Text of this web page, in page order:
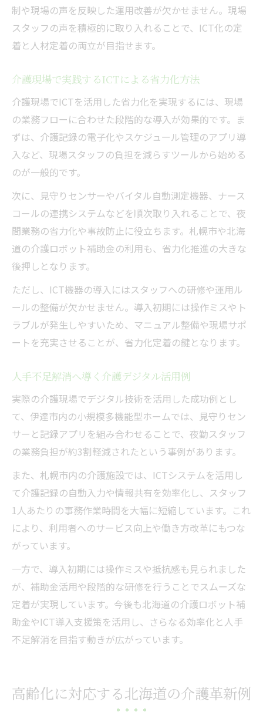
制や現場の声を反映した運用改善が欠かせません。現場
スタッフの声を積極的に取り入れることで、ICT化の定
着と人材定着の両立が目指せます。
介護現場で実践するICTによる省力化方法
介護現場でICTを活用した省力化を実現するには、現場
の業務フローに合わせた段階的な導入が効果的です。ま
ずは、介護記録の電子化やスケジュール管理のアプリ導
入など、現場スタッフの負担を減らすツールから始める
のが一般的です。
次に、見守りセンサーやバイタル自動測定機器、ナース
コールの連携システムなどを順次取り入れることで、夜
間業務の省力化や事故防止に役立ちます。札幌市や北海
道の介護ロボット補助金の利用も、省力化推進の大きな
後押しとなります。
ただし、ICT機器の導入にはスタッフへの研修や運用ル
ールの整備が欠かせません。導入初期には操作ミスやト
ラブルが発生しやすいため、マニュアル整備や現場サポ
ートを充実させることが、省力化定着の鍵となります。
人手不足解消へ導く介護デジタル活用例
実際の介護現場でデジタル技術を活用した成功例とし
て、伊達市内の小規模多機能型ホームでは、見守りセン
サーと記録アプリを組み合わせることで、夜勤スタッフ
の業務負担が約3割軽減されたという事例があります。
また、札幌市内の介護施設では、ICTシステムを活用し
て介護記録の自動入力や情報共有を効率化し、スタッフ
1人あたりの事務作業時間を大幅に短縮しています。これ
により、利用者へのサービス向上や働き方改革にもつな
がっています。
一方で、導入初期には操作ミスや抵抗感も見られました
が、補助金活用や段階的な研修を行うことでスムーズな
定着が実現しています。今後も北海道の介護ロボット補
助金やICT導入支援策を活用し、さらなる効率化と人手
不足解消を目指す動きが広がっています。
高齢化に対応する北海道の介護革新例